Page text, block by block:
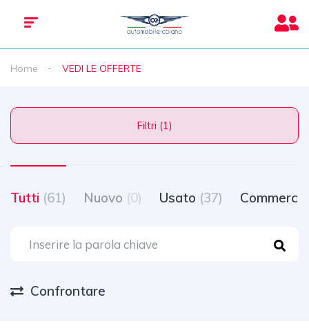
Home VEDI LE OFFERTE
Filtri (1)
Tutti (61) Nuovo (0) Usato (37)
Confrontare